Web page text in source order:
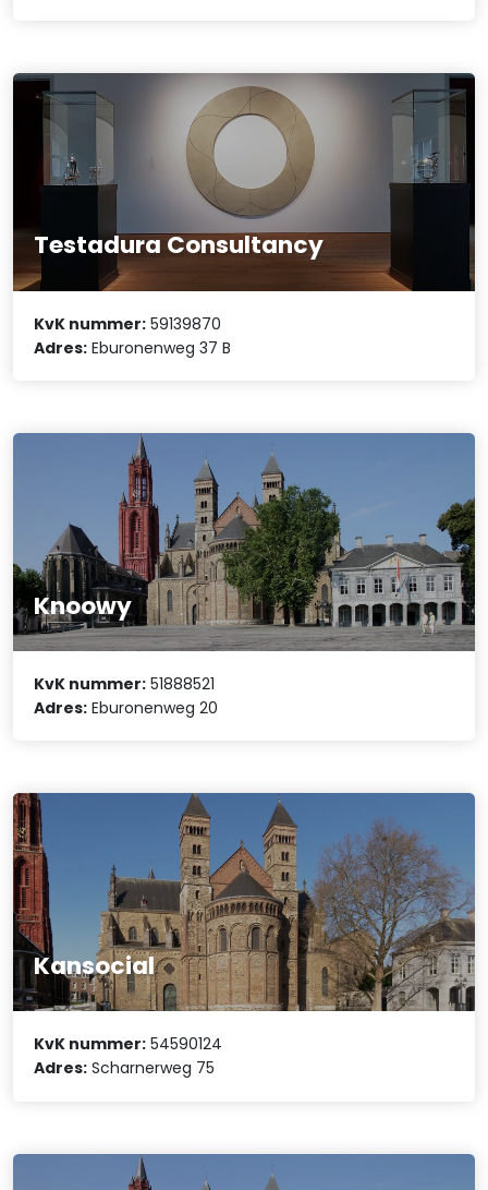
Testadura Consultancy
KvK nummer: 59139870
Adres: Eburonenweg 37 B
Knoowy
KvK nummer: 51888521
Adres: Eburonenweg 20
Kansocial
KvK nummer: 54590124
Adres: Scharnerweg 75